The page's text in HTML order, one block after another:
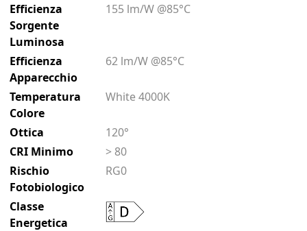
Efficienza
Sorgente
Luminosa
155 lm/W @85°C
Efficienza
Apparecchio
62 lm/W @85°C
Temperatura
Colore
White 4000K
Ottica
120°
CRI Minimo
> 80
Rischio
Fotobiologico
RG0
Classe
Energetica